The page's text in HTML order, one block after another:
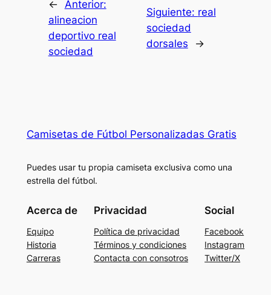
← Anterior:
alineacion
deportivo real
sociedad
Siguiente: real
sociedad
dorsales
→
Camisetas de Fútbol Personalizadas Gratis
Puedes usar tu propia camiseta exclusiva como una
estrella del fútbol.
Acerca de
Equipo
Historia
Carreras
Privacidad
Política de privacidad
Términos y condiciones
Contacta con consotros
Social
Facebook
Instagram
Twitter/X